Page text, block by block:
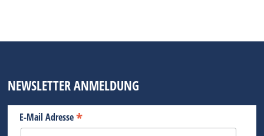
NEWSLETTER ANMELDUNG
E-Mail Adresse*